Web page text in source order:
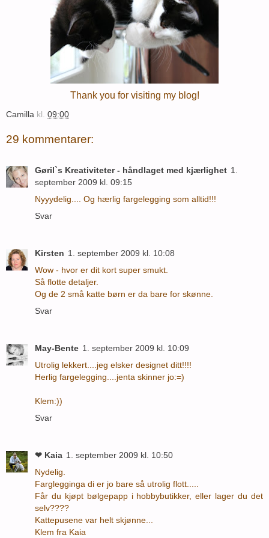
Thank you for visiting my blog!
Camilla kl. 09:00
29 kommentarer:
Gøril`s Kreativiteter - håndlaget med kjærlighet 1.
september 2009 kl. 09:15
Nyyydelig.... Og hærlig fargelegging som alltid!!!
Svar
Kirsten 1. september 2009 kl. 10:08
Wow - hvor er dit kort super smukt.
Så flotte detaljer.
Og de 2 små katte børn er da bare for skønne.
Svar
May-Bente 1. september 2009 kl. 10:09
Utrolig lekkert....jeg elsker designet ditt!!!!
Herlig fargelegging....jenta skinner jo:=)
Klem:))
Svar
❤ Kaia 1. september 2009 kl. 10:50
Nydelig.
Farglegginga di er jo bare så utrolig flott.....
Får du kjøpt bølgepapp i hobbybutikker, eller lager du det
selv????
Kattepusene var helt skjønne...
Klem fra Kaia